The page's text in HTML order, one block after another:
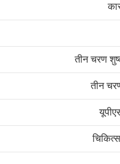
तीन चरण
तीन